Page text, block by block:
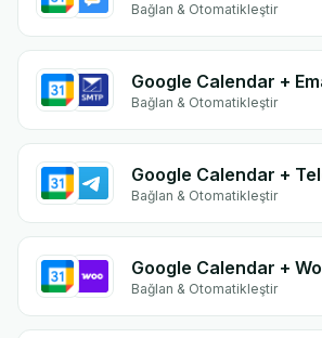
Bağlan & Otomatikleştir
Google Calendar +
Bağlan & Otomatikleştir
Google Calendar +
Bağlan & Otomatikleştir
Bağlan & Otomatikleştir